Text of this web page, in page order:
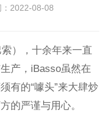
：2022-08-08
），十余年来一直
产，iBasso虽然在
有的“噱头”来大肆炒
的严谨与用心。